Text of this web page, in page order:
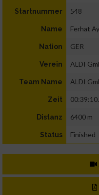
Startnummer 548
Name Ferhat Ay
Nation GER
Verein ALDI
Team Name ALDI
Zeit
Distanz 6400 m
Status Finished